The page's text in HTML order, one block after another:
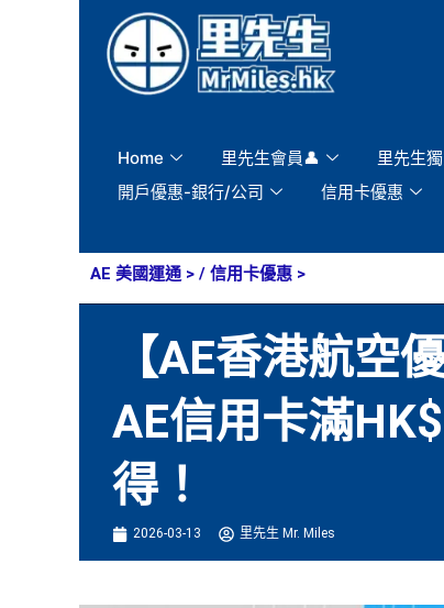
Home 里先生會員👤 里先生
開戶優惠-銀行/公司
信用卡優惠
AE 美國運通 > / 信用卡優惠 >
【AE香港航空
AE信用卡滿
得！
2026-03-13 里先生 Mr. Miles